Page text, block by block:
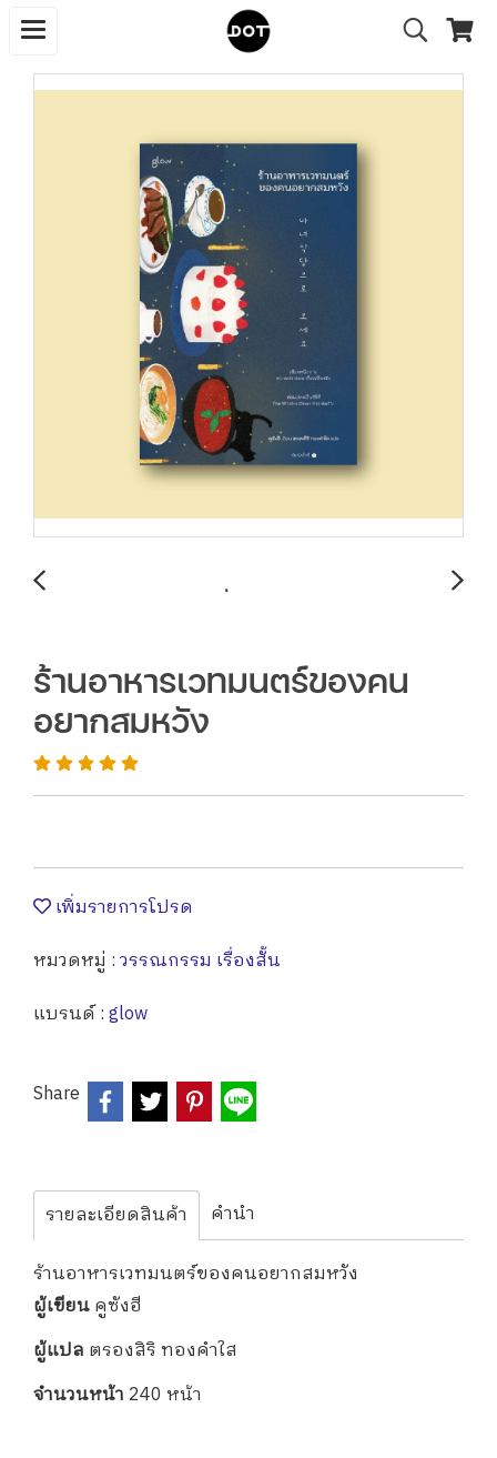
ร้านอาหารเวทมนตร์ของคน
อยากสมหวัง
เพิ่มรายการโปรด
หมวดหมู่ :วรรณกรรม เรื่องสั้น
แบรนด์ :glow
Share
รายละเอียดสินค้า
คำนำ
ร้านอาหารเวทมนตร์ของคนอยากสมหวัง
ผู้เขียนคูซังฮี
ผู้แปล ตรองสิริ ทองคำใส
จำนวนหน้า 240 หน้า